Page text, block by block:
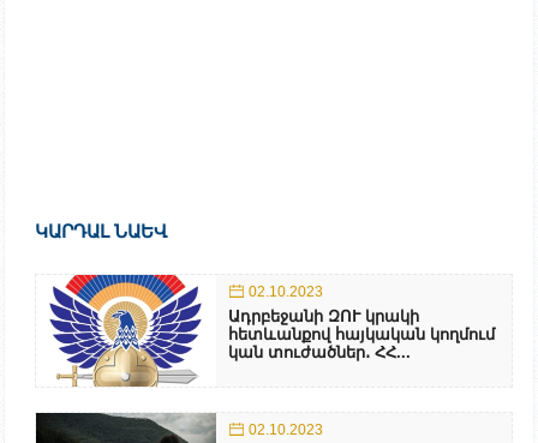
ԿԱՐԴԱԼ ՆԱԵՎ
02.10.2023
Ադրբեջանի ԶՈՒ կրակի
հետևանքով հայկական կողմում
կան տուժածներ․ ՀՀ...
02.10.2023